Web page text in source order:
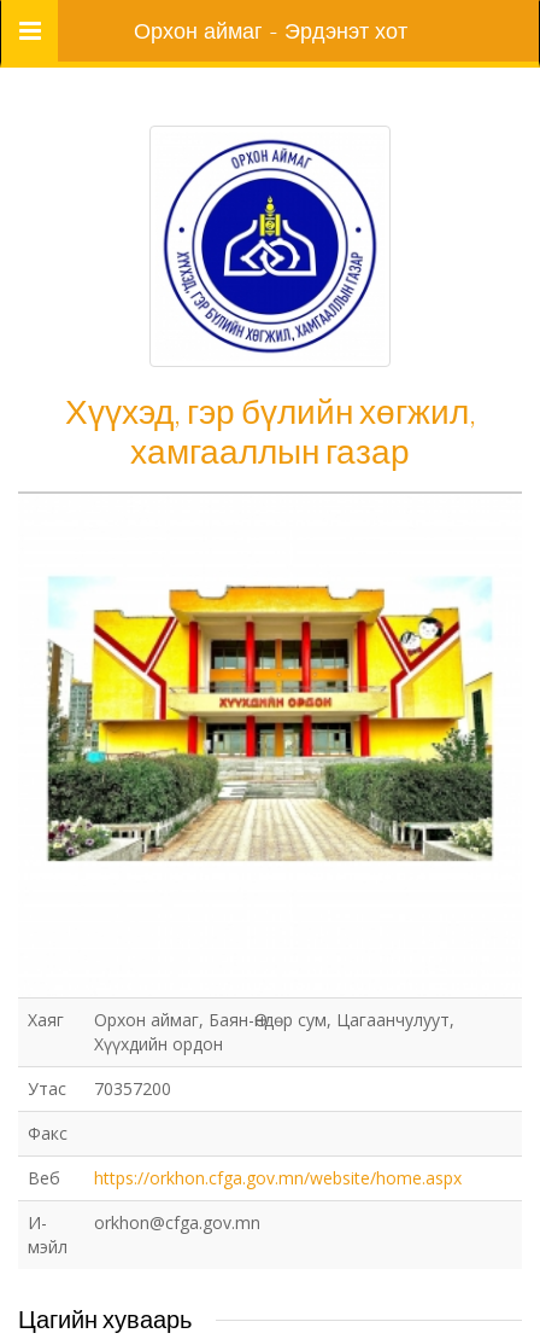
Цэс Орхон аймаг - Эрдэнэт хот
Хүүхэд, гэр бүлийн хөгжил,
хамгааллын газар
Хаяг
Орхон аймаг, Баян-Өндөр сум, Цагаанчулуут,
Хүүхдийн ордон
Утас
70357200
Факс
Веб
https://orkhon.cfga.gov.mn/website/home.aspx
И-
мэйл
orkhon@cfga.gov.mn
Цагийн хуваарь